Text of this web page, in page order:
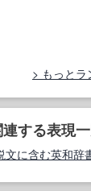
もっとラ
する表現
文に含む英和辞